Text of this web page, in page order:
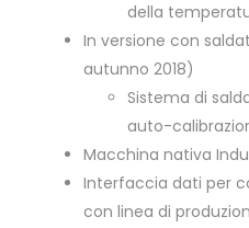
della
In versione con
autunno 2018)
Sistema di
auto-
Macchina nativa
Interfaccia dati per
con linea di